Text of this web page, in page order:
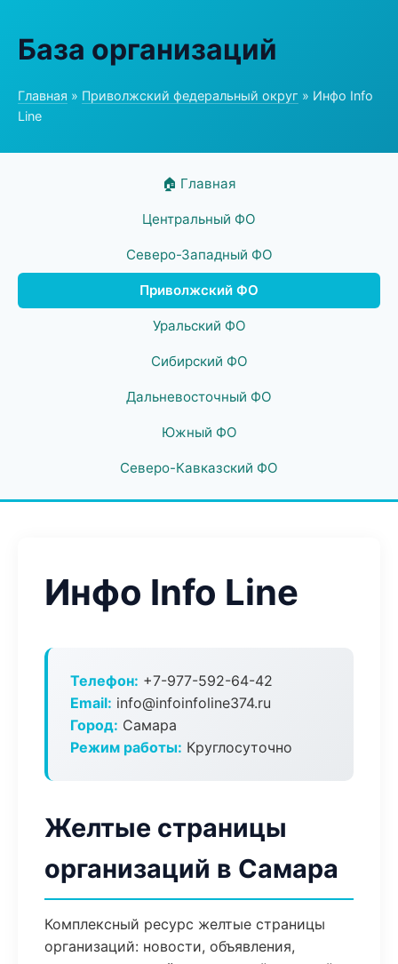
База организаций
Главная » Приволжский федеральный округ » Инфо Info
Line
🏠 Главная
Центральный ФО
Северо-Западный ФО
Приволжский ФО
Уральский ФО
Сибирский ФО
Дальневосточный ФО
Южный ФО
Северо-Кавказский ФО
Инфо Info Line
Телефон: +7-977-592-64-42
Email: info@infoinfoline374.ru
Город: Самара
Режим работы: Круглосуточно
Желтые страницы
организаций в Самара
Комплексный ресурс желтые страницы
организаций: новости, объявления,